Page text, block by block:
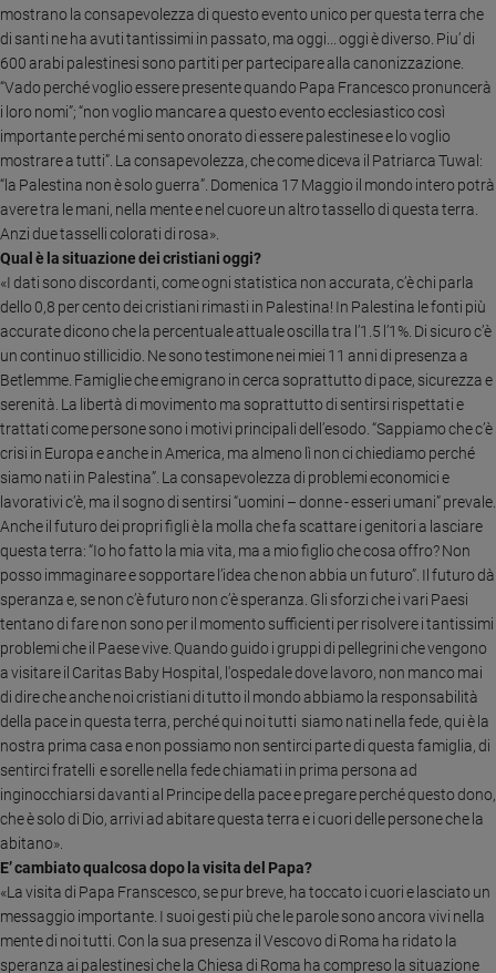
Sanremo
2026
Cinema,
Tv
e
streaming
Libri
Musica
Arte
Famiglia
ed
educazione
Genitori
e
figli
Nonni
Coppia
Scuola
e
giovani
Adolescenza
Bioetica
Vai
Riflessioni
Foto
Video
Podcast
Privacy
mostrano la consapevolezza di questo evento unico per questa terra che
di santi ne ha avuti tantissimi in passato, ma oggi... oggi è diverso. Piu’ di
600 arabi palestinesi sono partiti per partecipare alla canonizzazione.
“Vado perché voglio essere presente quando Papa Francesco pronuncerà
i loro nomi”; “non voglio mancare a questo evento ecclesiastico così
importante perché mi sento onorato di essere palestinese e lo voglio
mostrare a tutti”. La consapevolezza, che come diceva il Patriarca Tuwal:
“la Palestina non è solo guerra”. Domenica 17 Maggio il mondo intero potrà
avere tra le mani, nella mente e nel cuore un altro tassello di questa terra.
Anzi due tasselli colorati di rosa».
Qual è la situazione dei cristiani oggi?
«I dati sono discordanti, come ogni statistica non accurata, c’è chi parla
dello 0,8 per cento dei cristiani rimasti in Palestina! In Palestina le fonti più
accurate dicono che la percentuale attuale oscilla tra l’1.5 l’1%. Di sicuro c’è
un continuo stillicidio. Ne sono testimone nei miei 11 anni di presenza a
Betlemme. Famiglie che emigrano in cerca soprattutto di pace, sicurezza e
serenità. La libertà di movimento ma soprattutto di sentirsi rispettati e
trattati come persone sono i motivi principali dell’esodo. “Sappiamo che c’è
crisi in Europa e anche in America, ma almeno lì non ci chiediamo perché
siamo nati in Palestina”. La consapevolezza di problemi economici e
lavorativi c’è, ma il sogno di sentirsi “uomini – donne - esseri umani” prevale.
Anche il futuro dei propri figli è la molla che fa scattare i genitori a lasciare
questa terra: “Io ho fatto la mia vita, ma a mio figlio che cosa offro? Non
posso immaginare e sopportare l’idea che non abbia un futuro”. Il futuro dà
speranza e, se non c’è futuro non c’è speranza. Gli sforzi che i vari Paesi
tentano di fare non sono per il momento sufficienti per risolvere i tantissimi
problemi che il Paese vive. Quando guido i gruppi di pellegrini che vengono
a visitare il Caritas Baby Hospital, l'ospedale dove lavoro, non manco mai
di dire che anche noi cristiani di tutto il mondo abbiamo la responsabilità
della pace in questa terra, perché qui noi tutti siamo nati nella fede, qui è la
nostra prima casa e non possiamo non sentirci parte di questa famiglia, di
sentirci fratelli e sorelle nella fede chiamati in prima persona ad
inginocchiarsi davanti al Principe della pace e pregare perché questo dono,
che è solo di Dio, arrivi ad abitare questa terra e i cuori delle persone che la
abitano».
E’ cambiato qualcosa dopo la visita del Papa?
«La visita di Papa Franscesco, se pur breve, ha toccato i cuori e lasciato un
messaggio importante. I suoi gesti più che le parole sono ancora vivi nella
mente di noi tutti. Con la sua presenza il Vescovo di Roma ha ridato la
speranza ai palestinesi che la Chiesa di Roma ha compreso la situazione